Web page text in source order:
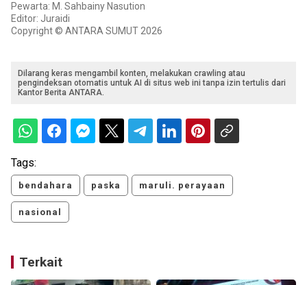
Pewarta: M. Sahbainy Nasution
Editor: Juraidi
Copyright © ANTARA SUMUT 2026
Dilarang keras mengambil konten, melakukan crawling atau
pengindeksan otomatis untuk AI di situs web ini tanpa izin tertulis dari
Kantor Berita ANTARA.
Tags:
bendahara paska maruli. perayaan
nasional
Terkait